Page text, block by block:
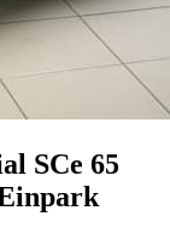
SCe 65